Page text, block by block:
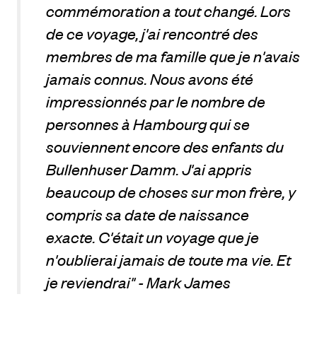
commémoration a tout changé. Lors
de ce voyage, j'ai rencontré des
membres de ma famille que je n'avais
jamais connus. Nous avons été
impressionnés par le nombre de
personnes à Hambourg qui se
souviennent encore des enfants du
Bullenhuser Damm. J'ai appris
beaucoup de choses sur mon frère, y
compris sa date de naissance
exacte. C'était un voyage que je
n'oublierai jamais de toute ma vie. Et
je reviendrai" - Mark James